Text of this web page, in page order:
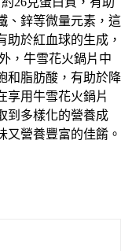
、鋅等微量元素，這
於紅血球的生成，
，牛雪花火鍋片中
和脂肪酸，有助於降
享用牛雪花火鍋片
到多樣化的營養成
又營養豐富的佳餚。